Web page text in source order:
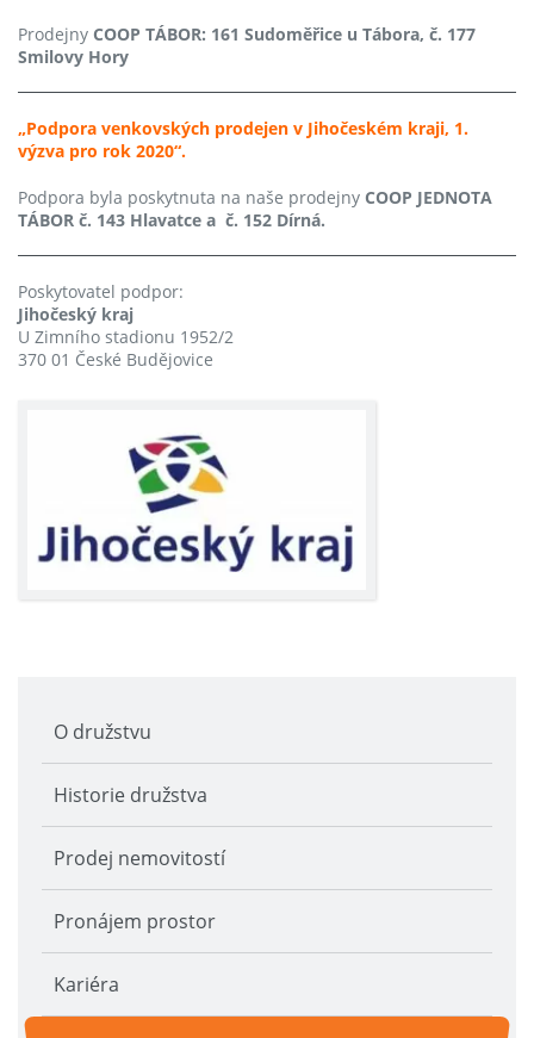
Prodejny COOP TÁBOR: 161 Sudoměřice u Tábora, č. 177
Smilovy Hory
„Podpora venkovských prodejen v Jihočeském kraji, 1.
výzva pro rok 2020“.
Podpora byla poskytnuta na naše prodejny COOP JEDNOTA
TÁBOR č. 143 Hlavatce a č. 152 Dírná.
Poskytovatel podpor:
Jihočeský kraj
U Zimního stadionu 1952/2
370 01 České Budějovice
O družstvu
Historie družstva
Prodej nemovitostí
Pronájem prostor
Kariéra